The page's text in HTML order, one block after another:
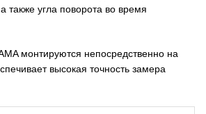
также угла поворота во время
монтируются непосредственно на
высокая точность замера